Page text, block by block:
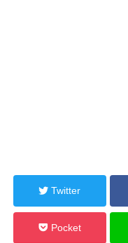
Twitter
Pocket